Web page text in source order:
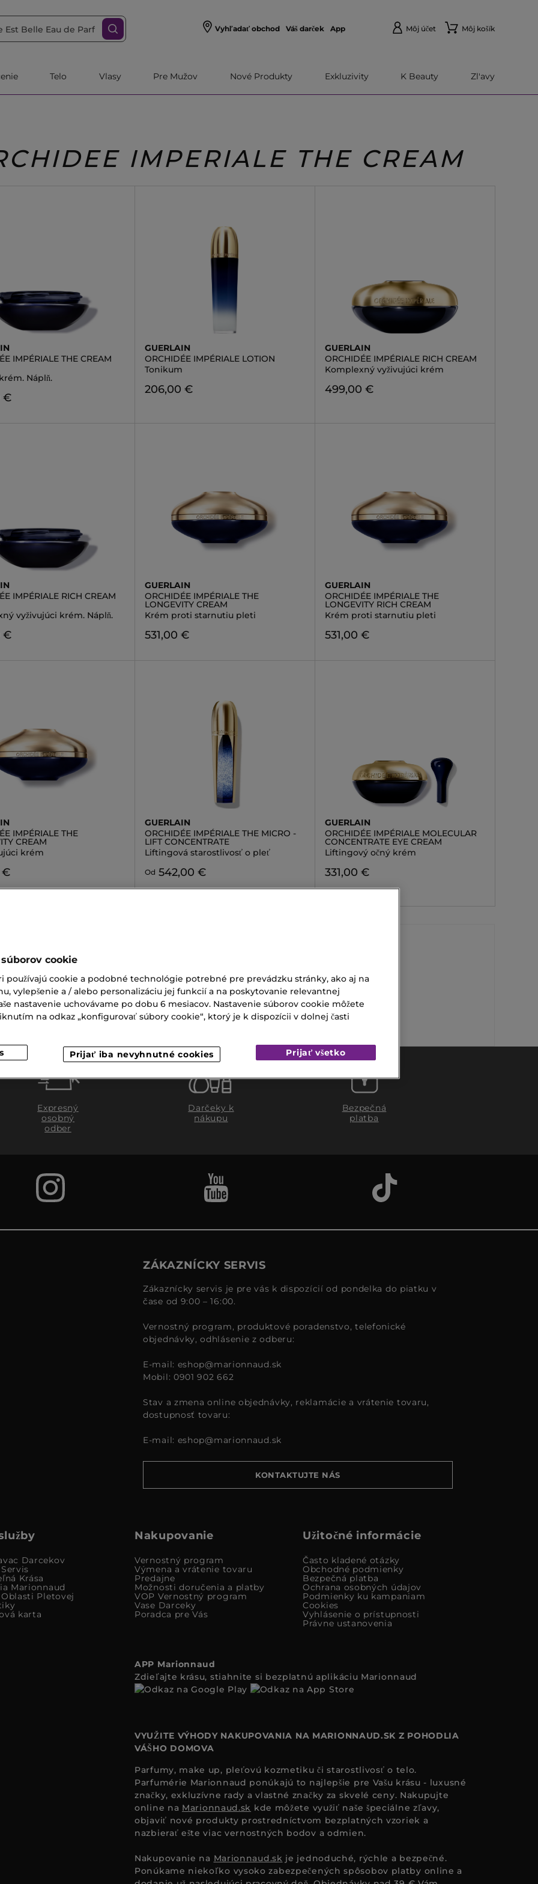
Vyhľadať obchod Váš darček App Môj účet Môj košík
Telo Vlasy Pre Mužov Nové Produkty Exkluzivity K Beauty Zl'avy
IMPERIALE THE CREAM
IMPÉRIALE THE CREAM
Náplň.
€
GUERLAIN
ORCHIDÉE IMPÉRIALE LOTION
Tonikum
206,00 €
GUERLAIN
ORCHIDÉE IMPÉRIALE RICH CREAM
Komplexný vyživujúci krém
499,00 €
IMPÉRIALE RICH CREAM
vyživujúci krém. Náplň.
€
GUERLAIN
ORCHIDÉE IMPÉRIALE THE
LONGEVITY CREAM
Krém proti starnutiu pleti
531,00 €
GUERLAIN
ORCHIDÉE IMPÉRIALE THE
LONGEVITY RICH CREAM
Krém proti starnutiu pleti
531,00 €
IMPÉRIALE THE
CREAM
krém
€
GUERLAIN
ORCHIDÉE IMPÉRIALE THE MICRO -
LIFT CONCENTRATE
Liftingová starostlivosť o pleť
Od 542,00 €
2 veľ.
GUERLAIN
ORCHIDÉE IMPÉRIALE MOLECULAR
CONCENTRATE EYE CREAM
Liftingový očný krém
331,00 €
Rouge Peptide Cream Parfum Orchid
Invigo Spevňujúci Krém Na Tvár Pánske Toaletné Vody
Expresný
osobný
odber
Darčeky k
nákupu
Bezpečná
platba
ZÁKAZNÍCKY SERVIS
Zákaznícky servis je pre vás k dispozícií od pondelka do piatku v
čase od 9:00 – 16:00.
Vernostný program, produktové poradenstvo, telefonické
objednávky, odhlásenie z odberu:
E-mail: eshop@marionnaud.sk
Mobil: 0901 902 662
Stav a zmena online objednávky, reklamácie a vrátenie tovaru,
dostupnosť tovaru:
E-mail: eshop@marionnaud.sk
KONTAKTUJTE NÁS
Darcekov
Krása
Marionnaud
Oblasti Pletovej
karta
Nakupovanie
Vernostný program
Výmena a vrátenie tovaru
Predajne
Možnosti doručenia a platby
VOP Vernostný program
Vase Darceky
Poradca pre Vás
Užitočné informácie
Často kladené otázky
Obchodné podmienky
Bezpečná platba
Ochrana osobných údajov
Podmienky ku kampaniam
Cookies
Vyhlásenie o prístupnosti
Právne ustanovenia
APP Marionnaud
Zdieľajte krásu, stiahnite si bezplatnú aplikáciu Marionnaud
VYUŽITE VÝHODY NAKUPOVANIA NA MARIONNAUD.SK Z POHODLIA
VÁŠHO DOMOVA
Parfumy, make up, pleťovú kozmetiku či starostlivosť o telo.
Parfumérie Marionnaud ponúkajú to najlepšie pre Vašu krásu - luxusné
značky, exkluzívne rady a vlastné značky za skvelé ceny. Nakupujte
online na Marionnaud.sk kde môžete využiť naše špeciálne zľavy,
objaviť nové produkty prostredníctvom bezplatných vzoriek a
nazbierať ešte viac vernostných bodov a odmien.
Nakupovanie na Marionnaud.sk je jednoduché, rýchle a bezpečné.
Ponúkame niekoľko vysoko zabezpečených spôsobov platby online a
cookie
používajú cookie a podobné technológie potrebné pre prevádzku stránky, ako aj na
vylepšenie a / alebo personalizáciu jej funkcií a na poskytovanie relevantnej
nastavenie uchovávame po dobu 6 mesiacov. Nastavenie súborov cookie môžete
na odkaz „konfigurovať súbory cookie“, ktorý je k dispozícii v dolnej časti
Prijať iba nevyhnutné cookies Prijať všetko